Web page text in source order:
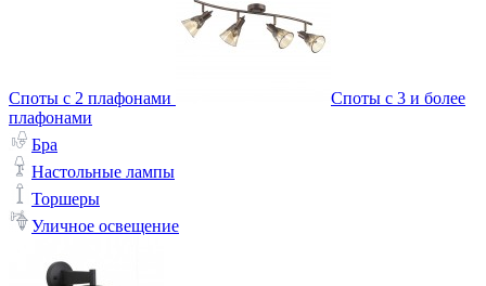
Споты с 2 плафонами
Споты с 3 и более
плафонами
Бра
Настольные лампы
Торшеры
Уличное освещение